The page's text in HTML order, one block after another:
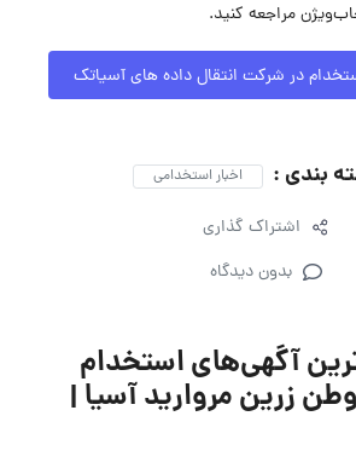
مراجعه کنید.
در شرکت انتقال داده های آسیاتک
بندی : اخبار استخدامی
اشتراک گذاری
بدون دیدگاه
آگهی‌های استخدام
زرین مروارید آسیا |